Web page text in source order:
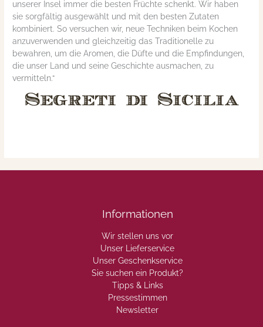
unserer Insel immer die besten Früchte schenkt. Wir haben
sie sorgfältig ausgewählt und mit den besten Zutaten
kombiniert. So versuchen wir, neue Techniken beim Kochen
anzuverwenden und gleichzeitig das Traditionelle zu
bewahren, um dieAromen, die Düfte und die Empfindungen,
die unser Land und seine Geschichte ausmachen, zu
vermitteln.“
Informationen
Wir stellen uns vor
Unser Lieferservice
Unser Geschenkservice
Sie suchen ein Produkt?
Tipps & Links
Pressestimmen
Newsletter